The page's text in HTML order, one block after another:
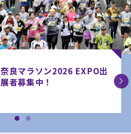
奈良マラソン2026 EXPO出
展者募集中！